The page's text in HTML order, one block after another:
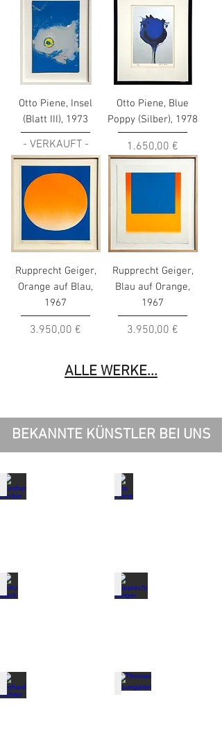
Otto Piene, Insel
(Blatt III), 1973
- VERKAUFT -
Otto Piene, Blue
Poppy (Silber), 1978
Preis
1.650,00 €
Rupprecht Geiger,
Orange auf Blau,
1967
Preis
3.950,00 €
Rupprecht Geiger,
Blau auf Orange,
1967
Preis
3.950,00 €
ALLE WERKE...
BEKANNTE KÜNSTLER BEI UNS
Günther Uecker Otto Piene
Heinz Mack Rupprecht Geiger
Gerhard Richter Thomas